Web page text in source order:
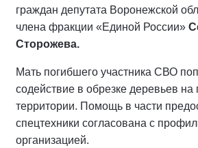
граждан депутата Воронежской
члена фракции «Единой России»
Сторожева.
Мать погибшего участника СВО
содействие в обрезке деревьев
территории. Помощь в части
спецтехники согласована с
организацией.